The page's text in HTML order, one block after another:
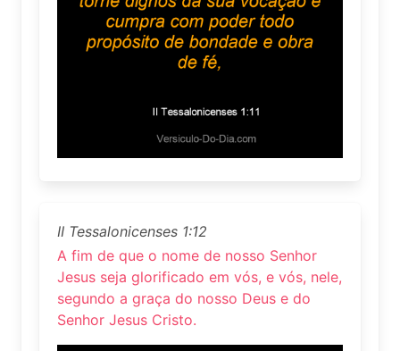
II Tessalonicenses 1:12
A fim de que o nome de nosso Senhor
Jesus seja glorificado em vós, e vós, nele,
segundo a graça do nosso Deus e do
Senhor Jesus Cristo.